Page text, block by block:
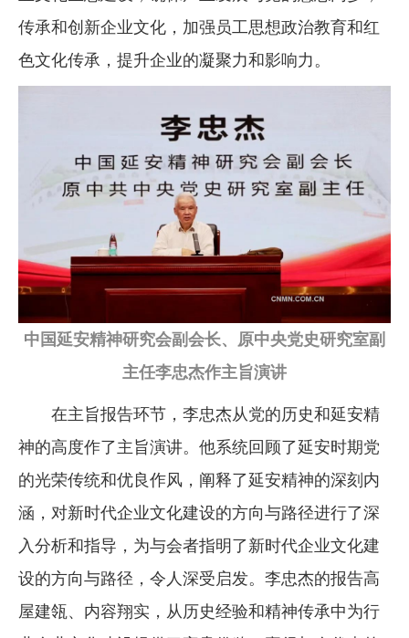
传承和创新企业文化，加强员工思想政治教育和红
色文化传承，提升企业的凝聚力和影响力。
中国延安精神研究会副会长、原中央党史研究室副
主任李忠杰作主旨演讲
在主旨报告环节，李忠杰从党的历史和延安精
神的高度作了主旨演讲。他系统回顾了延安时期党
的光荣传统和优良作风，阐释了延安精神的深刻内
涵，对新时代企业文化建设的方向与路径进行了深
入分析和指导，为与会者指明了新时代企业文化建
设的方向与路径，令人深受启发。李忠杰的报告高
屋建瓴、内容翔实，从历史经验和精神传承中为行